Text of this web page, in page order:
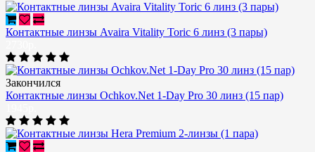
Контактные линзы Avaira Vitality Toric 6 линз (3 пары)
Закончился
Контактные линзы Ochkov.Net 1-Day Pro 30 линз (15 пар)